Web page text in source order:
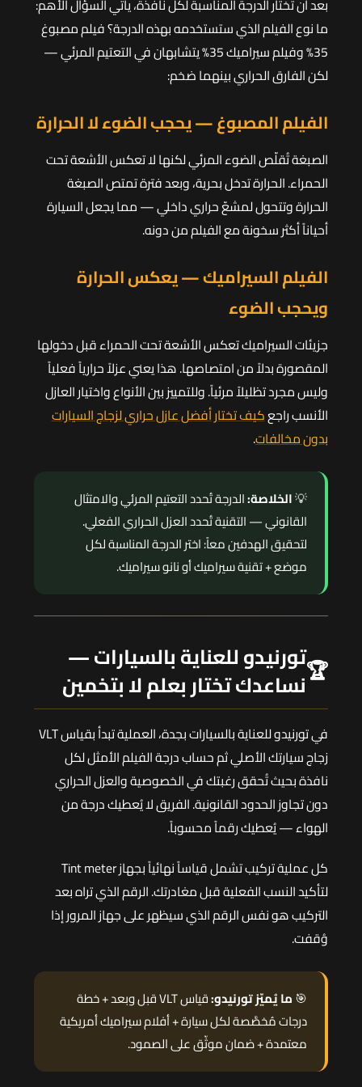
ما نوع الفيلم الذي ستستخدمه بهذه الدرجة؟ فيلم مصبوغ
35% وفيلم سيراميك 35% يتشابهان في التعتيم المرئي —
لكن الفارق الحراري بينهما ضخم:
الفيلم المصبوغ — يحجب الضوء لا الحرارة
الصبغة تُقلّص الضوء المرئي لكنها لا تعكس الأشعة تحت
الحمراء. الحرارة تدخل بحرية، وبعد فترة تمتص الصبغة
الحرارة وتتحول لمشعّ حراري داخلي — مما يجعل السيارة
أحياناً أكثر سخونة مع الفيلم من دونه.
الفيلم السيراميك — يعكس الحرارة
ويحجب الضوء
جزيئات السيراميك تعكس الأشعة تحت الحمراء قبل دخولها
المقصورة بدلاً من امتصاصها. هذا يعني عزلاً حرارياً فعلياً
وليس مجرد تظليلاً مرئياً. وللتمييز بين الأنواع واختيار العازل
الأنسب راجعكيف تختار أفضل عازل حراري لزجاج السيارات
بدون مخالفات.
💡الخلاصة:الدرجة تُحدد التعتيم المرئي والامتثال
القانوني — التقنية تُحدد العزل الحراري الفعلي.
لتحقيق الهدفين معاً: اختر الدرجة المناسبة لكل
موضع + تقنية سيراميك أو نانو سيراميك.
🏆تورنيدو للعناية بالسيارات —
نساعدك تختار بعلم لا بتخمين
في تورنيدو للعناية بالسيارات بجدة، العملية تبدأ بقياس VLT
زجاج سيارتك الأصلي ثم حساب درجة الفيلم الأمثل لكل
نافذة بحيث تُحقق رغبتك في الخصوصية والعزل الحراري
دون تجاوز الحدود القانونية. الفريق لا يُعطيك درجة من
الهواء — يُعطيك رقماً محسوباً.
كل عملية تركيب تشمل قياساً نهائياً بجهاز Tint meter
لتأكيد النسب الفعلية قبل مغادرتك. الرقم الذي تراه بعد
التركيب هو نفس الرقم الذي سيظهر على جهاز المرور إذا
وُقفت.
🎯ما يُميّز تورنيدو:
قياس VLT قبل وبعد + خطة
درجات مُخصَّصة لكل سيارة + أفلام سيراميك أمريكية
معتمدة + ضمان موثّق على الصمود.